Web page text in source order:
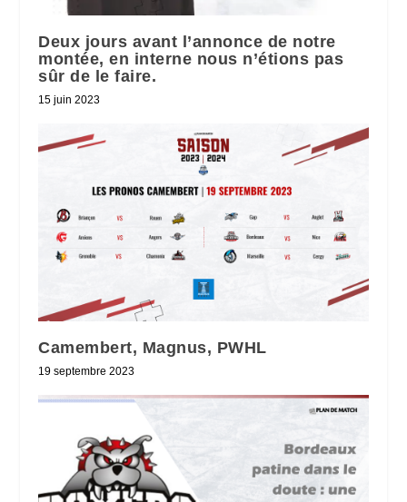
Deux jours avant l’annonce de notre
montée, en interne nous n’étions pas
sûr de le faire.
15 juin 2023
Camembert, Magnus, PWHL
19 septembre 2023